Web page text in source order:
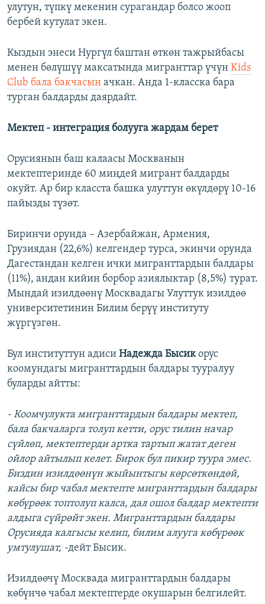
улутун, түпкү мекенин сурагандар болсо жооп
бербей кутулат экен.
Кыздын энеси Нургүл баштан өткөн тажрыйбасы
менен бөлүшүү максатында мигранттар үчүн Kids
Club бала бакчасын ачкан. Анда 1-класска бара
турган балдарды даярдайт.
Мектеп - интеграция болууга жардам берет
Орусиянын баш калаасы Москванын
мектептеринде 60 миңдей мигрант балдарды
окуйт. Ар бир класста башка улуттун өкүлдөрү 10-16
пайызды түзөт.
Биринчи орунда – Азербайжан, Армения,
Грузиядан (22,6%) келгендер турса, экинчи орунда
Дагестандан келген ички мигранттардын балдары
(11%), андан кийин борбор азиялыктар (8,5%) турат.
Мындай изилдөөнү Москвадагы Улуттук изилдөө
университетинин Билим берүү институту
жүргүзгөн.
Бул институттун адиси Надежда Бысикорус
коомундагы мигранттардын балдары тууралуу
буларды айтты:
- Коомчулукта мигранттардын балдары мектеп,
бала бакчаларга толуп кетти, орус тилин начар
сүйлөп, мектептерди артка тартып жатат деген
ойлор айтылып келет. Бирок бул пикир туура эмес.
Биздин изилдөөнүн жыйынтыгы көрсөткөндөй,
кайсы бир чабал мектепте мигранттардын балдары
көбүрөөк топтолуп калса, дал ошол балдар мектепти
алдыга сүйрөйт экен. Мигранттардын балдары
Орусияда калгысы келип, билим алууга көбүрөөк
умтулушат, -дейт Бысик.
Изилдөөчү Москвада мигранттардын балдары
көбүнчө чабал мектептерде окушарын белгилейт.